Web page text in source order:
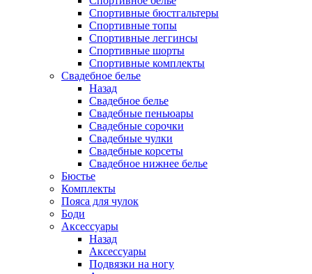
Спортивные бюстгальтеры
Спортивные топы
Спортивные леггинсы
Спортивные шорты
Спортивные комплекты
Свадебное белье
Назад
Свадебное белье
Свадебные пеньюары
Свадебные сорочки
Свадебные чулки
Свадебные корсеты
Свадебное нижнее белье
Бюстье
Комплекты
Пояса для чулок
Боди
Аксессуары
Назад
Аксессуары
Подвязки на ногу